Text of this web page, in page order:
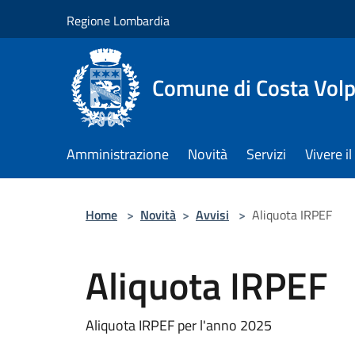
Regione Lombardia
Comune di Costa
Amministrazione Novità Servizi Vivere
Home > Novità > Avvisi > Aliquota IRPEF
Aliquota IRPEF
Aliquota IRPEF per l'anno 2025